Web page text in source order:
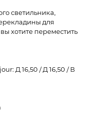
светильника,
для
хотите переместить
Д 16,50 / Д 16,50 / В